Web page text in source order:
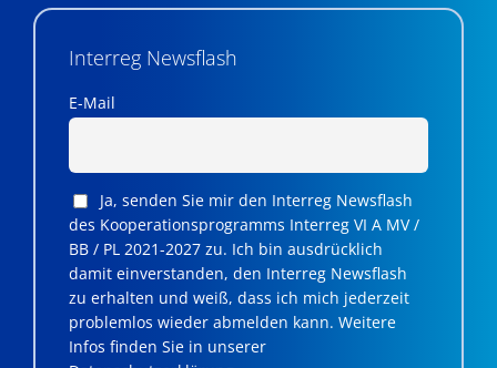
Interreg Newsflash
E-Mail
Ja, senden Sie mir den Interreg Newsflash
des Kooperationsprogramms Interreg VI A MV /
BB / PL 2021-2027 zu. Ich bin ausdrücklich
damit einverstanden, den Interreg Newsflash
zu erhalten und weiß, dass ich mich jederzeit
problemlos wieder abmelden kann. Weitere
Infos finden Sie in unserer